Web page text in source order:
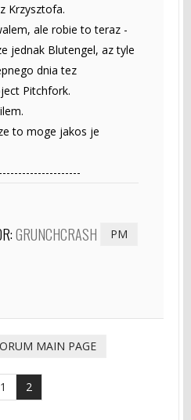
Krzysztofa.
ale robie to teraz -
jednak Blutengel, az tyle
dnia tez
Pitchfork.
to moge jakos je
GRUNCHCRASH PM
MAIN PAGE
1 2